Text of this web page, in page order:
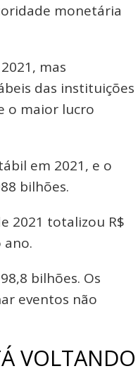
monetária
mas
das instituições
o maior lucro
em 2021, e o
bilhões.
2021 totalizou R$
ano.
bilhões. Os
eventos não
VOLTANDO